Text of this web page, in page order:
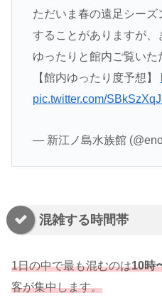
ただいま春の遠足シー
することがありますが、
ゆったりと館内ご覧いた
【館内ゆったり度予想】
pic.twitter.com/
— 新江ノ島水族館
混雑する時間帯
1日の中で最も混むのは10時
客が集中します。